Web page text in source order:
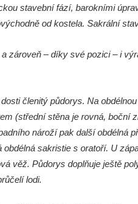
stavební fází, barokními
od kostela. Sakrální
zároveň – díky své pozici – i
členitý půdorys. Na
(střední stěna je rovná, boční
nároží pak další obdélná
obdélná sakristie s oratoří. U
věž. Půdorys doplňuje ještě
lodi.